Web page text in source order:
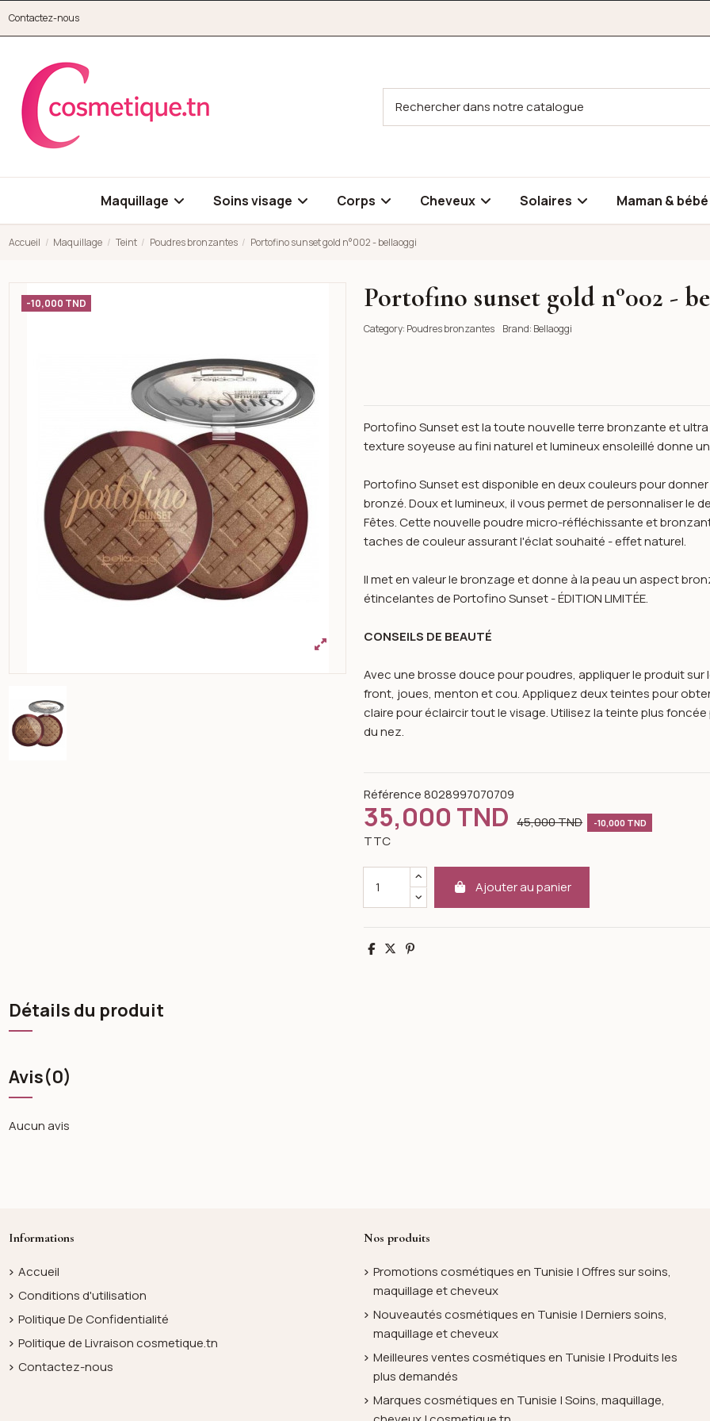
Contactez-nous
Maquillage Soins visage Corps Cheveux Solaires Maman & bébé
Accueil Maquillage Teint Poudres bronzantes Portofino sunset gold n°002 - bellaoggi
-10,000 TND
Open high resolution image of Portofino sunset gold n°002 - bellaoggi
Open image gallery for Portofino sunset gold n°002 - bellaoggi
Portofino sunset gold n°002 -
Category: Poudres bronzantes Brand: Bellaoggi
Portofino Sunset est la toute nouvelle terre bronzante et
texture soyeuse au fini naturel et lumineux ensoleillé donne
Portofino Sunset est disponible en deux couleurs pour
bronzé. Doux et lumineux, il vous permet de personnaliser le
Fêtes. Cette nouvelle poudre micro-réfléchissante et
taches de couleur assurant l'éclat souhaité - effet naturel.
Il met en valeur le bronzage et donne à la peau un aspect
étincelantes de Portofino Sunset - ÉDITION LIMITÉE.
CONSEILS DE BEAUTÉ
Avec une brosse douce pour poudres, appliquer le produit
front, joues, menton et cou. Appliquez deux teintes pour
claire pour éclaircir tout le visage. Utilisez la teinte plus
du nez.
Référence 8028997070709
35,000 TND 45,000 TND -10,000 TND
TTC
Ajouter au panier
Partager
TweetPinterest
Détails du produit
Avis(0)
Aucun avis
Informations
Accueil
Conditions d'utilisation
Politique De Confidentialité
Politique de Livraison cosmetique.tn
Contactez-nous
Nos produits
Promotions cosmétiques en Tunisie | Offres sur soins,
maquillage et cheveux
Nouveautés cosmétiques en Tunisie | Derniers soins,
maquillage et cheveux
Meilleures ventes cosmétiques en Tunisie | Produits les
plus demandés
Marques cosmétiques en Tunisie | Soins, maquillage,